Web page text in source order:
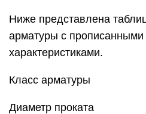
Ниже представлена
арматуры с
характеристиками.
Класс арматуры
Диаметр проката